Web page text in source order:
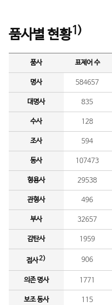
품사별 현황1)
품사 표제어 수
명사 584657
대명사 835
수사 128
조사 594
동사 107473
형용사 29538
관형사 496
부사 32657
감탄사 1959
접사2) 906
의존 명사 1771
보조 동사 115